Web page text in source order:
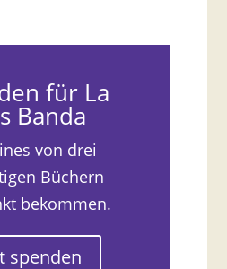
für La
Banda
von drei
Büchern
bekommen.
spenden